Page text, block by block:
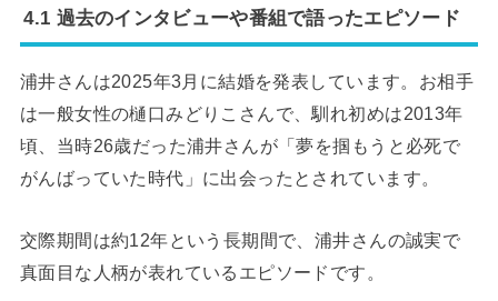
4.1 過去のインタビューや番組で語ったエピソード
浦井さんは2025年3月に結婚を発表しています。お相手
は一般女性の樋口みどりこさんで、馴れ初めは2013年
頃、当時26歳だった浦井さんが「夢を掴もうと必死で
がんばっていた時代」に出会ったとされています。
交際期間は約12年という長期間で、浦井さんの誠実で
真面目な人柄が表れているエピソードです。